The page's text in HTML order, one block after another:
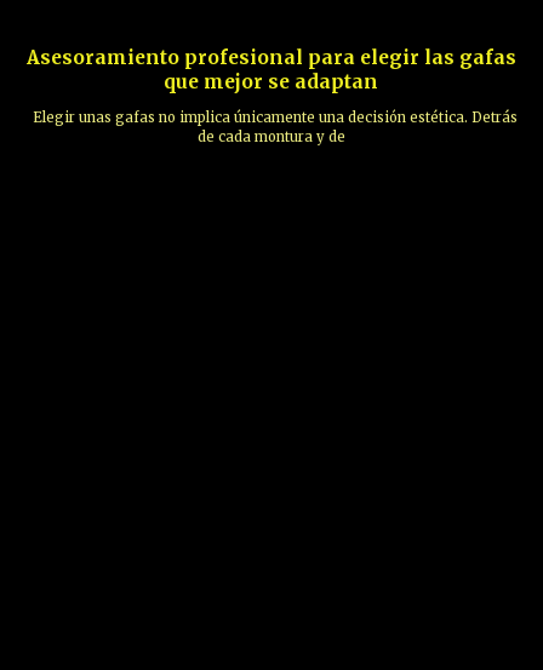
Asesoramiento profesional para elegir las gafas
que mejor se adaptan
Elegir unas gafas no implica únicamente una decisión estética. Detrás
de cada montura y de